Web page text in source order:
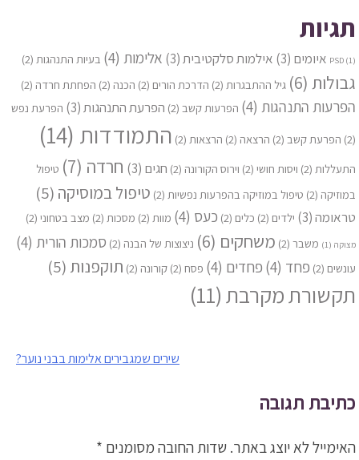
תגיות
PSD(1) איומים (3) אילמות סלקטיבית(3) אלימות (4) בעיות התנהגות (2)
גבולות (6) גיל ההתבגרות (2) הדרכת הורים (2) הכנה (2) הפחתת חרדה (2)
הפרעות התנהגות (4) הפרעות קשב (2) הפרעת התנהגות(3) הפרעת נפש
(2) הפרעת קשב (2) הרצאה (2) הרצאות (2) התמודדות (14)
התעללות (2) ויסות חושי (2) וירוס הקורונה (2) חגים (3) חרדה (7)
טיפול
במוזיקה (2) טיפול במוזיקה בהפרעות נפשיות (2) טיפול במוסיקה (5)
טראומה(3) ילדים (2) כלים (2) כעס (4) מוות (2) מסכות (2) מצב בטחוני (2)
מצוקה (1) משבר (2) משחקים (6) ניצוצות של הבנה (2) סמכות הורית (4)
עונשים (2) פחד (4) פחדים (4) פסח (2) קורונה (2) תוקפנות (5)
תקשורת מקרבת(11)
שירים שמגבירים אלימות בבני נוער?
כתיבת תגובה
האימייל לא יוצג באתר. שדות החובה מסומנים *